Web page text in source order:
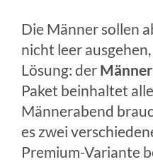
Die Männer sollen
nicht leer
Lösung: der
Paket beinhaltet
Männerabend
es zwei
Premium-Variante